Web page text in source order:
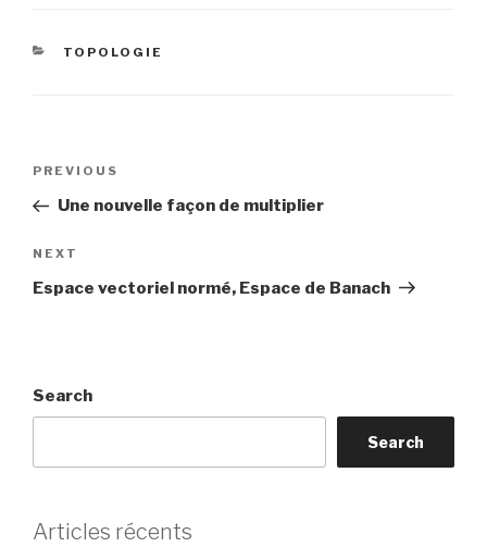
CATEGORIES
TOPOLOGIE
Previous
Post
PREVIOUS
Une nouvelle façon de multiplier
Next
Post
NEXT
Espace vectoriel normé, Espace de Banach
Search
Search
Articles récents